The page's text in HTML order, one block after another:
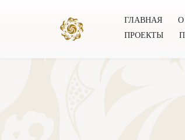
ГЛАВНАЯ О
ПРОЕКТЫ